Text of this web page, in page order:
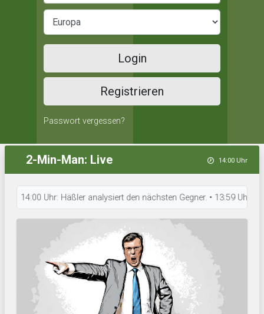
Login
Registrieren
Passwort vergessen?
2-Min-Man: Live 14:00 Uhr
14:00 Uhr: Häßler analysiert den nächsten Gegner. • 13:59 Uhr: